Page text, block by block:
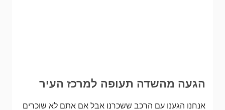
הגעה מהשדה תעופה למרכז העיר
אנחנו הגענו עם הרכב ששכרנו אבל אם אתם לא שוכרים